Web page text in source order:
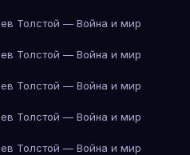
Толстой — Война и мир
Толстой — Война и мир
Толстой — Война и мир
Толстой — Война и мир
Толстой — Война и мир